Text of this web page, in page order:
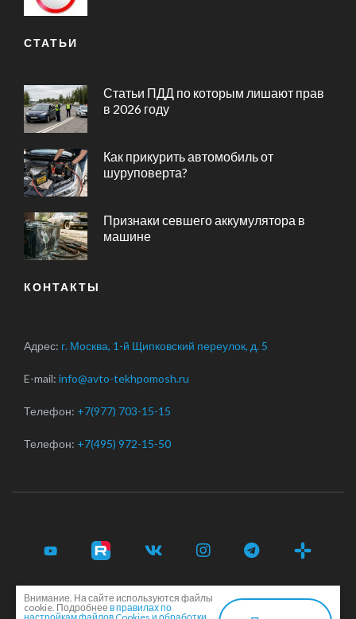
СТАТЬИ
Статьи ПДД по которым лишают прав
в 2026 году
Как прикурить автомобиль от
шуруповерта?
Признаки севшего аккумулятора в
машине
КОНТАКТЫ
Адрес: г. Москва, 1-й Щипковский переулок, д. 5
E-mail: info@avto-tekhpomosh.ru
Телефон: +7(977) 703-15-15
Телефон: +7(495) 972-15-50
© 2017-2026 Срочная автотехпомощь легковым и
Внимание. На сайте используются файлы
cookie. Подробнее в правилах по